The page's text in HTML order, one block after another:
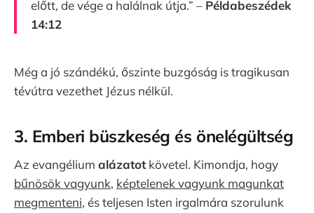
előtt, de vége a halálnak útja.” – Példabeszédek
14:12
Még a jó szándékú, őszinte buzgóság is tragikusan
tévútra vezethet Jézus nélkül.
3. Emberi büszkeség és önelégültség
Az evangélium alázatotkövetel. Kimondja, hogy
bűnösök vagyunk, képtelenek vagyunk magunkat
megmenteni, és teljesen Isten irgalmára szorulunk